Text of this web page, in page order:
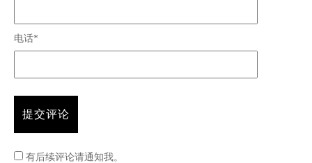
电话*
有后续评论请通知我。